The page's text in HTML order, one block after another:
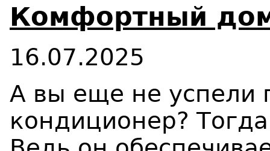
Комфортный
16.07.2025
А вы еще не успели
кондиционер?